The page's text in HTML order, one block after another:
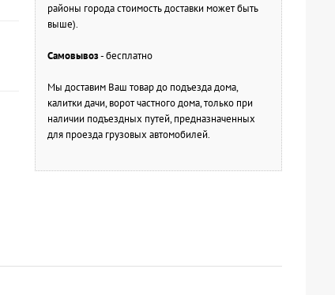
районы города стоимость доставки может быть
выше).
Самовывоз- бесплатно
Мы доставим Ваш товар до подъезда дома,
калитки дачи, ворот частного дома, только при
наличии подъездных путей, предназначенных
для проезда грузовых автомобилей.